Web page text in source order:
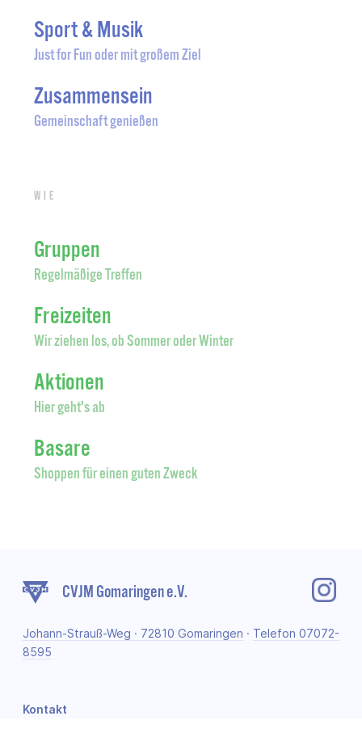
Sport & Musik
Just for Fun oder mit großem Ziel
Zusammensein
Gemeinschaft genießen
Wie
Gruppen
Regelmäßige Treffen
Freizeiten
Wir ziehen los, ob Sommer oder Winter
Aktionen
Hier geht's ab
Basare
Shoppen für einen guten Zweck
CVJM Gomaringen e.V.
Johann-Strauß-Weg · 72810 Gomaringen · Telefon 07072-
8595
Kontakt